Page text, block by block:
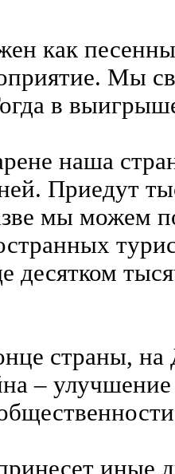
как
Мы
в
наша
Приедут
мы можем
десятком
страны, на
–
иные